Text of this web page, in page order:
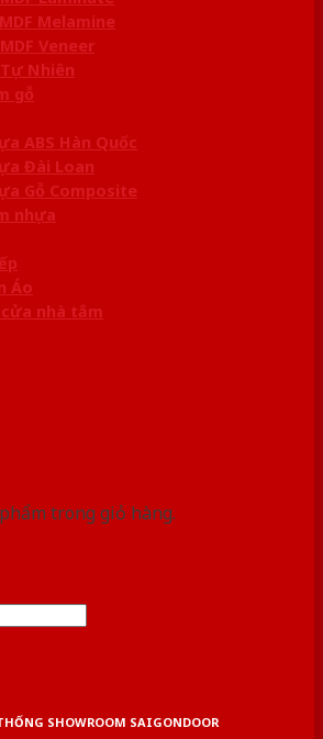
Melamine
Veneer
Nhiên
gỗ
ABS Hàn Quốc
Đài Loan
Gỗ Composite
nhựa
Áo
cửa nhà tắm
trong giỏ hàng.
SHOWROOM SAIGONDOOR